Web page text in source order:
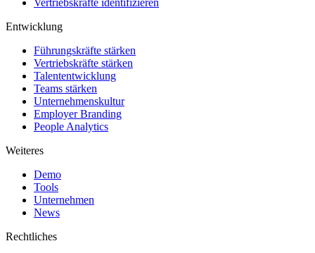
Entwicklung
Führungskräfte stärken
Vertriebskräfte stärken
Talententwicklung
Teams stärken
Unternehmenskultur
Employer Branding
People Analytics
Weiteres
Demo
Tools
Unternehmen
News
Rechtliches